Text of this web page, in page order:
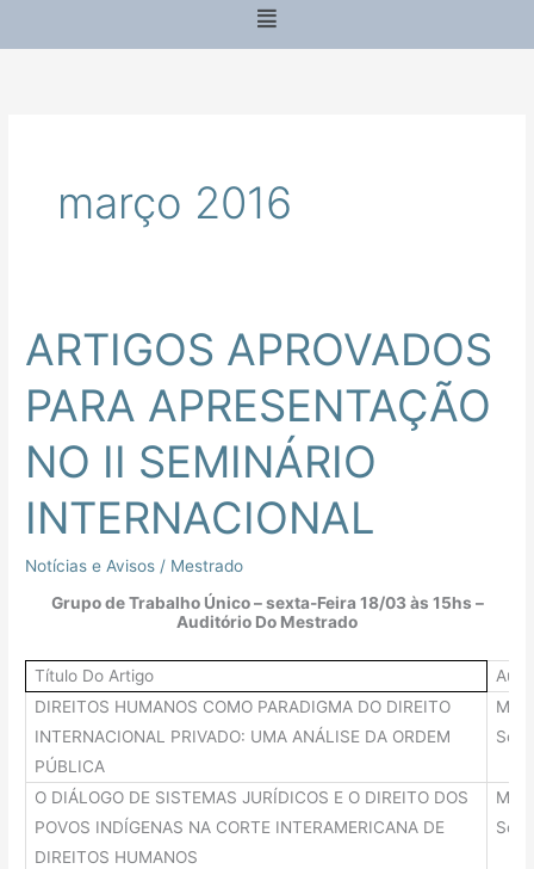
Menu
março 2016
ARTIGOS APROVADOS
PARA APRESENTAÇÃO
NO II SEMINÁRIO
INTERNACIONAL
Notícias e Avisos / Mestrado
Grupo de Trabalho Único – sexta-Feira 18/03 às 15hs –
Auditório Do Mestrado
Título Do Artigo
DIREITOS HUMANOS COMO PARADIGMA DO DIREITO
INTERNACIONAL PRIVADO: UMA ANÁLISE DA ORDEM
PÚBLICA
O DIÁLOGO DE SISTEMAS JURÍDICOS E O DIREITO DOS
POVOS INDÍGENAS NA CORTE INTERAMERICANA DE
DIREITOS HUMANOS
ARTIGOS
APROVADOS
PARA
APRESENTAÇÃO
NO
II
SEMINÁRIO